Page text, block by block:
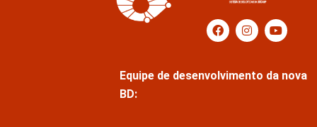
Equipe de desenvolvimento da nova
BD: